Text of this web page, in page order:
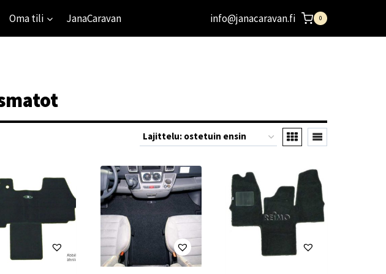
Oma tili JanaCaravan info@janacaravan.fi 0